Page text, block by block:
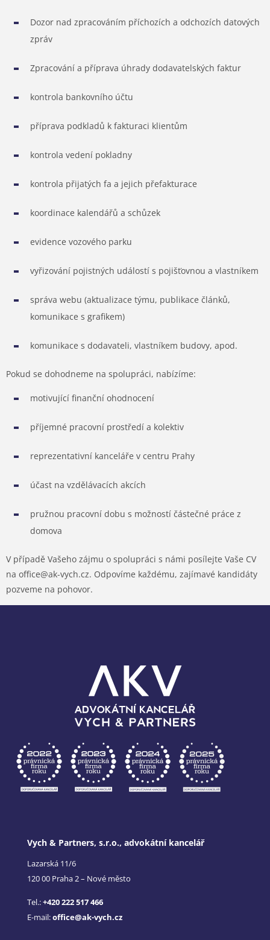
Dozor nad zpracováním příchozích a odchozích datových
zpráv
Zpracování a příprava úhrady dodavatelských faktur
kontrola bankovního účtu
příprava podkladů k fakturaci klientům
kontrola vedení pokladny
kontrola přijatých fa a jejich přefakturace
koordinace kalendářů a schůzek
evidence vozového parku
vyřizování pojistných událostí s pojišťovnou a vlastníkem
správa webu (aktualizace týmu, publikace článků,
komunikace s grafikem)
komunikace s dodavateli, vlastníkem budovy, apod.
Pokud se dohodneme na spolupráci, nabízíme:
motivující finanční ohodnocení
příjemné pracovní prostředí a kolektiv
reprezentativní kanceláře v centru Prahy
účast na vzdělávacích akcích
pružnou pracovní dobu s možností částečné práce z
domova
V případě Vašeho zájmu o spolupráci s námi posílejte Vaše CV
na office@ak-vych.cz. Odpovíme každému, zajímavé kandidáty
pozveme na pohovor.
Vych & Partners, s.r.o., advokátní kancelář
Lazarská 11/6
120 00 Praha 2 – Nové město
Tel.:+420 222 517 466
E-mail:office@ak-vych.cz